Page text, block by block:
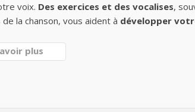
voix. Des exercices et des vocalises,
la chanson, vous aident à développer
plus